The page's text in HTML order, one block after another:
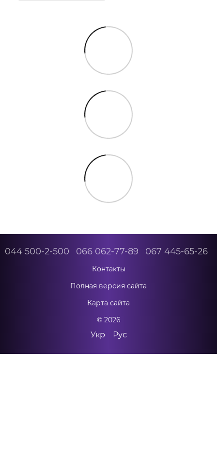
044 500-2-500 066 062-77-89 067 445-65-26
Контакты
Полная версия сайта
Карта сайта
© 2026
Укр Рус